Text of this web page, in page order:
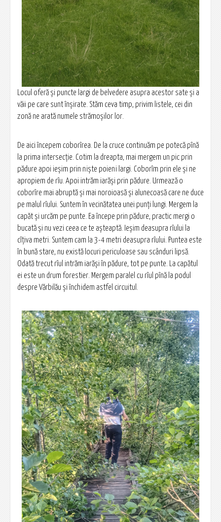
Locul oferă și puncte largi de belvedere asupra acestor sate și a
văii pe care sunt înșirate. Stăm ceva timp, privim listele, cei din
zonă ne arată numele strămoșilor lor.
De aici începem coborîrea. De la cruce continuăm pe potecă pînă
la prima intersecție. Cotim la dreapta, mai mergem un pic prin
pădure apoi ieșim prin niște poieni largi. Coborîm prin ele și ne
apropiem de rîu. Apoi intrăm iarăși prin pădure. Urmează o
coborîre mai abruptă și mai noroioasă și alunecoasă care ne duce
pe malul rîului. Suntem în vecinătatea unei punți lungi. Mergem la
capăt și urcăm pe punte. Ea începe prin pădure, practic mergi o
bucată și nu vezi ceea ce te așteaptă. Ieșim deasupra rîului la
cîțiva metri. Suntem cam la 3-4 metri deasupra rîului. Puntea este
în bună stare, nu există locuri periculoase sau scânduri lipsă.
Odată trecut rîul intrăm iarăși în pădure, tot pe punte. La capătul
ei este un drum forestier. Mergem paralel cu rîul pînă la podul
despre Vărbilău și închidem astfel circuitul.